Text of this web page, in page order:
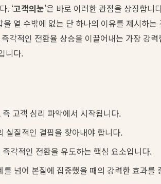
. ‘고객의눈’은 바로 이러한 관점을 상징합니
열 수밖에 없는 단 하나의 이유를 제시하는
각적인 전환율 상승을 이끌어내는 가장 강
니다.
고객 심리 파악에서 시작됩니다.
실질적인 결핍을 찾아내야 합니다.
각적인 전환을 유도하는 핵심 요소입니다.
넘어 본질에 집중했을 때의 강력한 효과를